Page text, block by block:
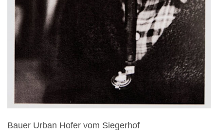
Bauer Urban Hofer vom Siegerhof